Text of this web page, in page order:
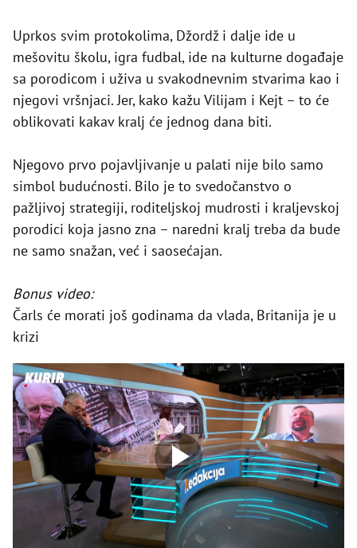
Uprkos svim protokolima, Džordž i dalje ide u
mešovitu školu, igra fudbal, ide na kulturne događaje
sa porodicom i uživa u svakodnevnim stvarima kao i
njegovi vršnjaci. Jer, kako kažu Vilijam i Kejt – to će
oblikovati kakav kralj će jednog dana biti.
Njegovo prvo pojavljivanje u palati nije bilo samo
simbol budućnosti. Bilo je to svedočanstvo o
pažljivoj strategiji, roditeljskoj mudrosti i kraljevskoj
porodici koja jasno zna – naredni kralj treba da bude
ne samo snažan, već i saosećajan.
Bonus video:
Čarls će morati još godinama da vlada, Britanija je u
krizi